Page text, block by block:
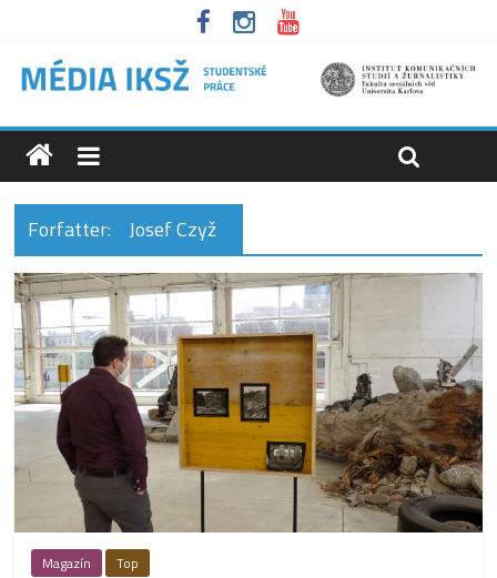
Forfatter: Josef Czyž
Magazín Top